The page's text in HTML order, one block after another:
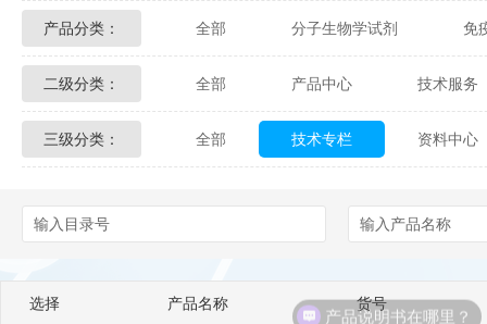
Glycon Biochem Sterlitech
Echelon Biosciences Verichem
Affinity Biologicals Kingfisher
Berry & Associates Zedira
产品分类： 全部 分子生物学试剂 免
化学及生物化学试剂 材料学试剂
二级分类： 全部 产品中心 技术服务
配送方式 售后服务 技术
三级分类： 全部 技术专栏 资料中心
选择 产品名称 货号
产品说明书在哪里？